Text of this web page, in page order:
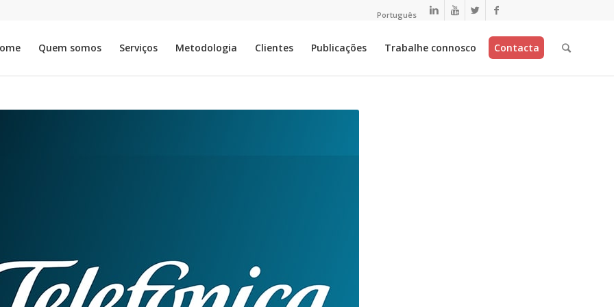
Português
Quem somos Serviços Metodologia Clientes Publicações Trabalhe connosco Contacta